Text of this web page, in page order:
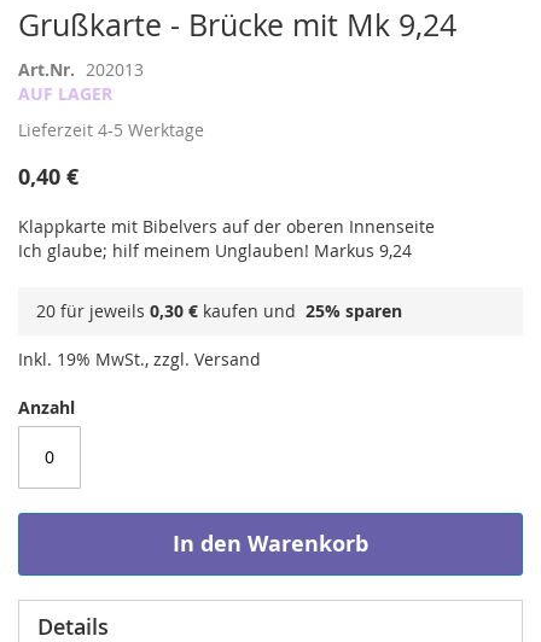
Grußkarte - Brücke mit Mk 9,24
Art.Nr. 202013
AUF LAGER
Lieferzeit 4-5 Werktage
0,40 €
Klappkarte mit Bibelvers auf der oberen Innenseite
Ich glaube; hilf meinem Unglauben! Markus 9,24
20 für jeweils 0,30 € kaufen und 25% sparen
Inkl. 19% MwSt., zzgl. Versand
Anzahl
In den Warenkorb
Zum
Anfang
der
Bildergalerie
Details